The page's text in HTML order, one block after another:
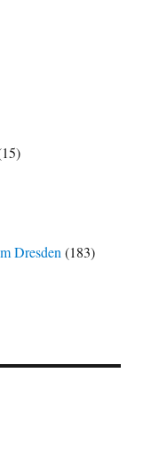
Dresden (183)